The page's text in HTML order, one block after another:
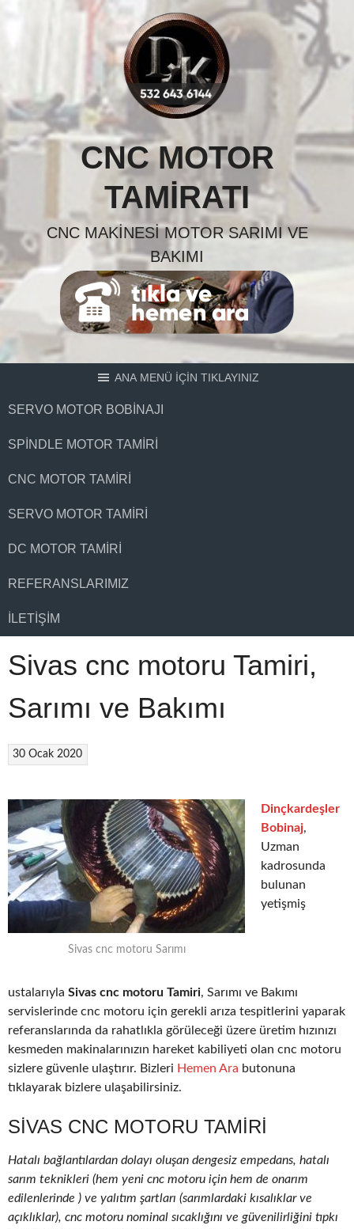
CNC MOTOR
TAMIRATI
CNC MAKINESI MOTOR SARIMI VE
BAKIMI
ANA MENÜ İÇİN TIKLAYINIZ
SERVO MOTOR BOBINAJI
SPINDLE MOTOR TAMIRI
CNC MOTOR TAMIRI
SERVO MOTOR TAMIRI
DC MOTOR TAMIRI
REFERANSLARIMIZ
İLETIŞIM
Sivas cnc motoru Tamiri,
Sarımı ve Bakımı
30 Ocak 2020
Sivas cnc motoru Sarımı
Dinçkardeşler
Bobinaj,
Uzman
kadrosunda
bulunan
yetişmiş
ustalarıyla Sivas cnc motoru Tamiri, Sarımı ve Bakımı
servislerinde cnc motoru için gerekli arıza tespitlerini yaparak
referanslarında da rahatlıkla görüleceği üzere üretim hızınızı
kesmeden makinalarınızın hareket kabiliyeti olan cnc motoru
sizlere güvenle ulaştırır. Bizleri Hemen Ara butonuna
tıklayarak bizlere ulaşabilirsiniz.
SIVAS CNC MOTORU TAMIRI
Hatalı bağlantılardan dolayı oluşan dengesiz empedans, hatalı
sarım teknikleri (hem yeni cnc motoru için hem de onarım
edilenlerinde ) ve yalıtım şartları (sarımlardaki kısalıklar ve
açıklıklar), cnc motoru nominal sıcaklığını ve güvenilirliğini tıpkı